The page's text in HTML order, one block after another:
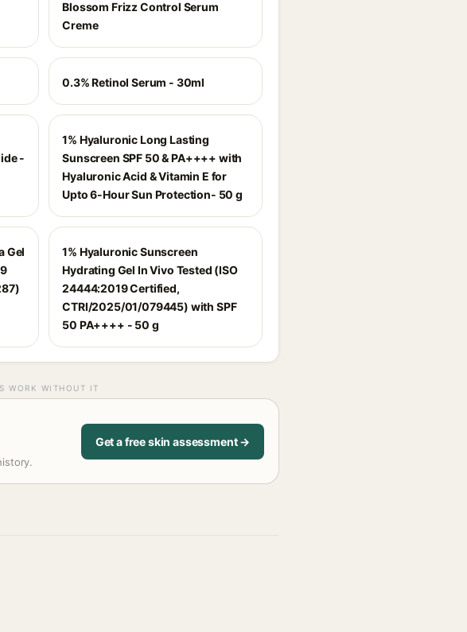
Blossom Frizz Control Serum
Creme
0.3% Retinol Serum - 30ml
-
1% Hyaluronic Long Lasting
Sunscreen SPF 50 & PA++++ with
Hyaluronic Acid & Vitamin E for
Upto 6-Hour Sun Protection- 50 g
Gel
1% Hyaluronic Sunscreen
Hydrating Gel In Vivo Tested (ISO
24444:2019 Certified,
CTRI/2025/01/079445) with SPF
50 PA++++ - 50 g
WORK WITHOUT IT
Get a free skin assessment →